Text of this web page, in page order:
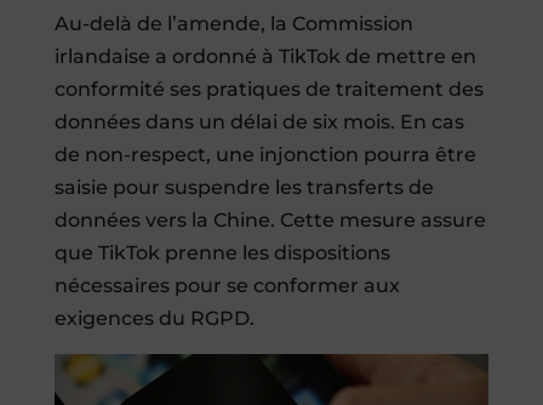
Au-delà de l’amende, la Commission
irlandaise a ordonné à TikTok de mettre en
conformité ses pratiques de traitement des
données dans un délai de six mois. En cas
de non-respect, une injonction pourra être
saisie pour suspendre les transferts de
données vers la Chine. Cette mesure assure
que TikTok prenne les dispositions
nécessaires pour se conformer aux
exigences du RGPD.